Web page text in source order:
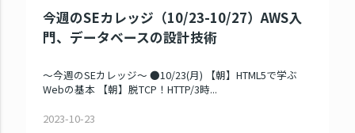
今週のSEカレッジ（10/23-10/27）AWS入
門、データベースの設計技術
～今週のSEカレッジ～ ●10/23(月) 【朝】HTML5で学ぶ
Webの基本 【朝】脱TCP！HTTP/3時...
2023-10-23